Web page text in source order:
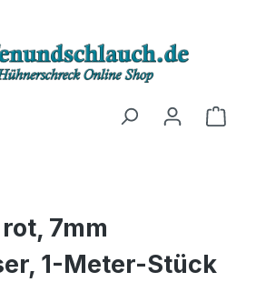
7mm
1-Meter-Stück